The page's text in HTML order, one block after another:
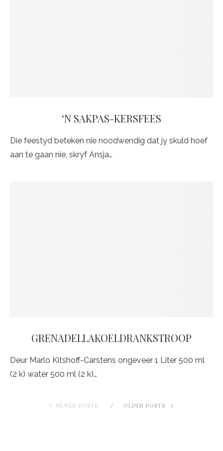
‘N SAKPAS-KERSFEES
Die feestyd beteken nie noodwendig dat jy skuld hoef
aan te gaan nie, skryf Ansja…
GRENADELLAKOELDRANKSTROOP
Deur Marlo Kitshoff-Carstens ongeveer 1 Liter 500 ml
(2 k) water 500 ml (2 k)…
NEWER POSTS OLDER POSTS